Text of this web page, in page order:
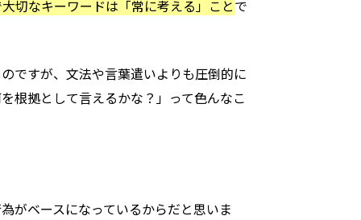
切なキーワードは「常に考える」ことで
ですが、文法や言葉遣いよりも圧倒的に
根拠として言えるかな？」って色んなこ
がベースになっているからだと思いま